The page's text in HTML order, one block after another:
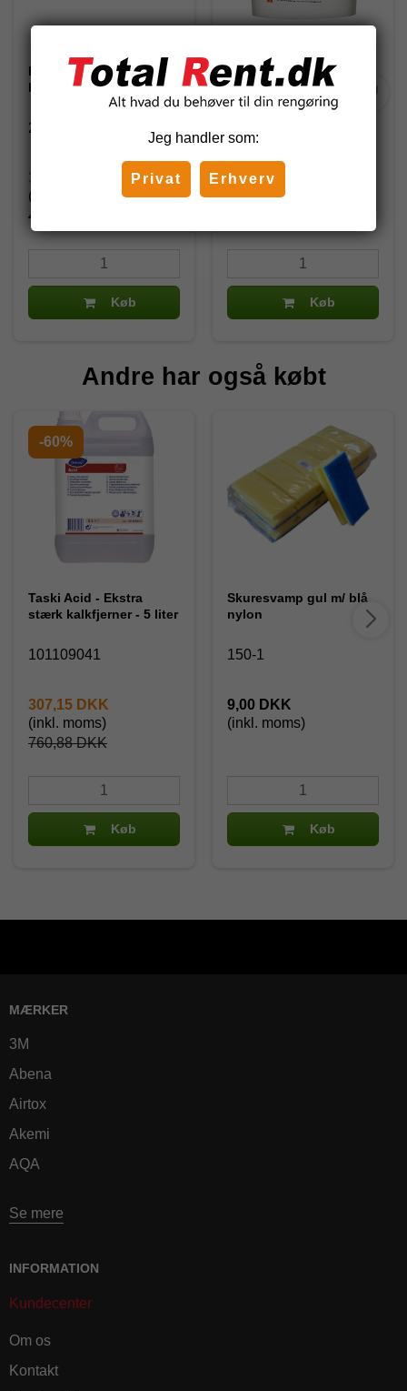
Pumice Stick med
håndtag (U)
23017
40,56 DKK
32,45 DKK
(inkl. moms)
Køb
Iduna Perma Dan,
Afkalkningspulver - 5 kg
910,00 DKK
(inkl. moms)
Køb
Andre har også købt
-60%
Taski Acid - Ekstra
stærk kalkfjerner - 5 liter
101109041
760,88 DKK
307,15 DKK
(inkl. moms)
Køb
Skuresvamp gul m/ blå
nylon
150-1
9,00 DKK
(inkl. moms)
Køb
MÆRKER
3M
Abena
Airtox
Akemi
AQA
Se mere
INFORMATION
Kundecenter
Om os
Kontakt
Jeg handler som:
Privat Erhverv